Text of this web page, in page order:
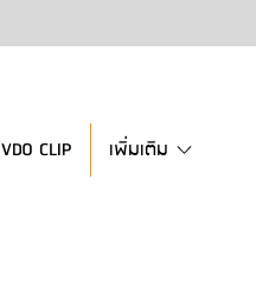
VDO CLIP เพิ่มเติม